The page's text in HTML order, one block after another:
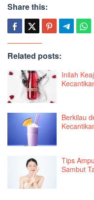
Share this:
Related posts:
Inilah
Berkilau
Tips
Sambut